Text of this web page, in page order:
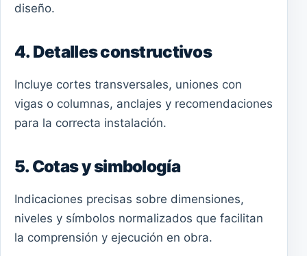
diseño.
4. Detalles constructivos
Incluye cortes transversales, uniones con
vigas o columnas, anclajes y recomendaciones
para la correcta instalación.
5. Cotas y simbología
Indicaciones precisas sobre dimensiones,
niveles y símbolos normalizados que facilitan
la comprensión y ejecución en obra.